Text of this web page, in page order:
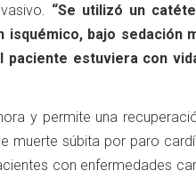
“Se utilizó un
bajo sedación
estuviera con
y permite una
muerte súbita por paro
con enfermedades